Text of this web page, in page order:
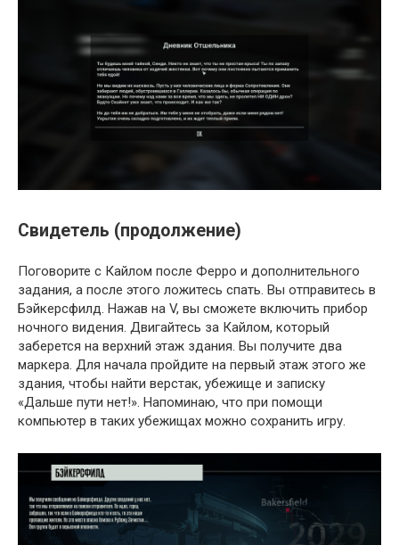
Свидетель (продолжение)
Поговорите с Кайлом после Ферро и дополнительного
задания, а после этого ложитесь спать. Вы отправитесь в
Бэйкерсфилд. Нажав на V, вы сможете включить прибор
ночного видения. Двигайтесь за Кайлом, который
заберется на верхний этаж здания. Вы получите два
маркера. Для начала пройдите на первый этаж этого же
здания, чтобы найти верстак, убежище и записку
«Дальше пути нет!». Напоминаю, что при помощи
компьютер в таких убежищах можно сохранить игру.